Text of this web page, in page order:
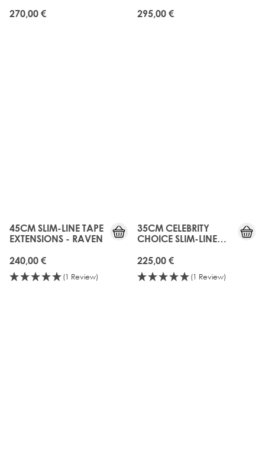
270,00 €
295,00 €
45CM SLIM-LINE TAPE
EXTENSIONS - RAVEN
240,00 €
(1 Review)
35CM CELEBRITY
CHOICE SLIM-LINE
225,00 €
(1 Review)